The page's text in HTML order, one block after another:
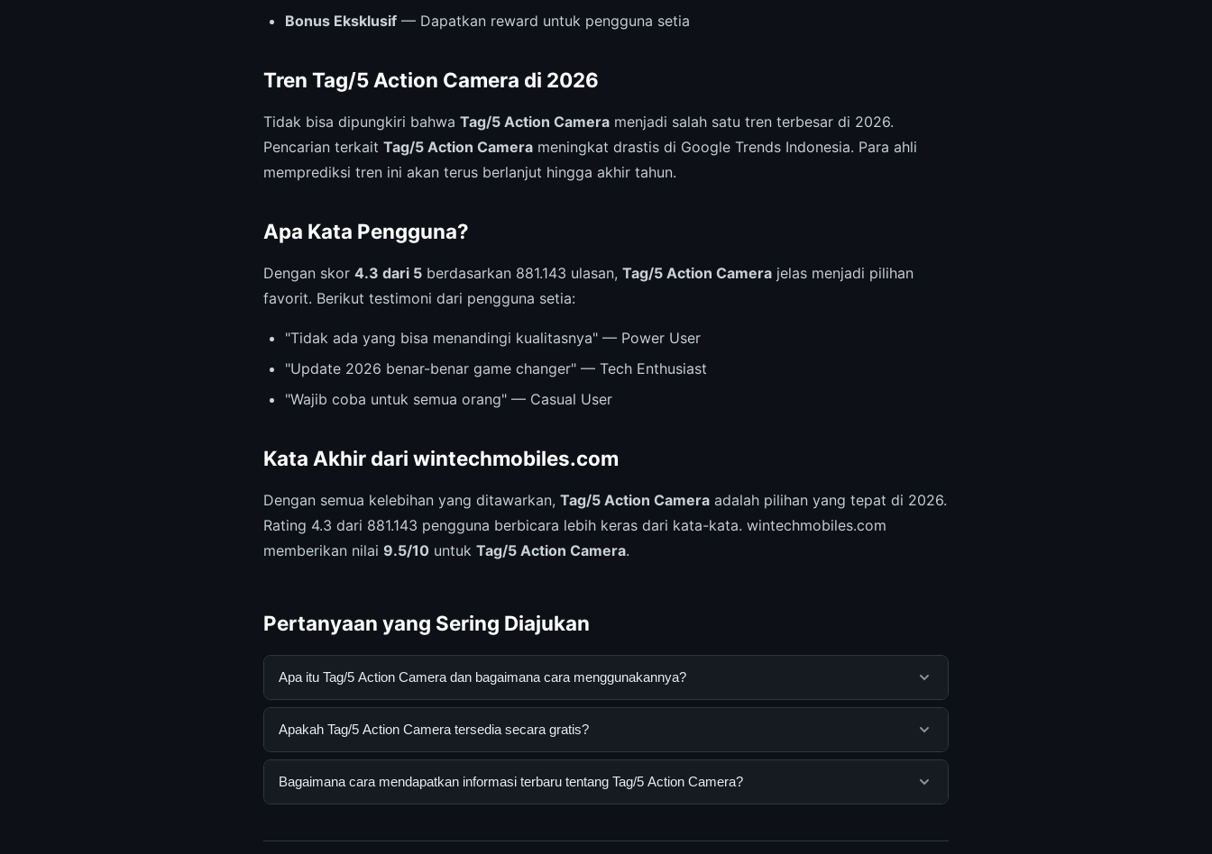
Bonus Eksklusif — Dapatkan reward untuk pengguna setia
Tren Tag/5 Action Camera di 2026
Tidak bisa dipungkiri bahwa Tag/5 Action Camera menjadi salah satu tren terbesar di 2026.
Pencarian terkait Tag/5 Action Camera meningkat drastis di Google Trends Indonesia. Para ahli
memprediksi tren ini akan terus berlanjut hingga akhir tahun.
Apa Kata Pengguna?
Dengan skor 4.3 dari 5 berdasarkan 881.143 ulasan, Tag/5 Action Camera jelas menjadi pilihan
favorit. Berikut testimoni dari pengguna setia:
"Tidak ada yang bisa menandingi kualitasnya" — Power User
"Update 2026 benar-benar game changer" — Tech Enthusiast
"Wajib coba untuk semua orang" — Casual User
Kata Akhir dari wintechmobiles.com
Dengan semua kelebihan yang ditawarkan, Tag/5 Action Camera adalah pilihan yang tepat di 2026.
Rating 4.3 dari 881.143 pengguna berbicara lebih keras dari kata-kata. wintechmobiles.com
memberikan nilai 9.5/10 untuk Tag/5 Action Camera.
Pertanyaan yang Sering Diajukan
Apa itu Tag/5 Action Camera dan bagaimana cara menggunakannya?
Tag/5 Action Camera adalah layanan digital yang dirancang untuk membantu pengguna mendapatkan
mengikuti panduan yang tersedia.
Apakah Tag/5 Action Camera tersedia secara gratis?
Ya, Tag/5 Action Camera dapat diakses secara gratis oleh semua pengguna. Tidak ada biaya tersembunyi
Bagaimana cara mendapatkan informasi terbaru tentang Tag/5 Action Camera?